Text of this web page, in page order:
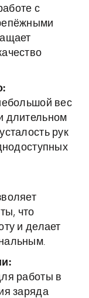
с
вес
длительном
рук
что
и делает
работы в
заряда